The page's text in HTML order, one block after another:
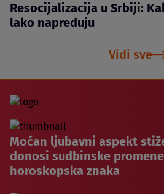
Resocijalizacija u Srbiji:
lako napreduju
Vidi sve
Moćan ljubavni aspekt
donosi sudbinske
horoskopska znaka